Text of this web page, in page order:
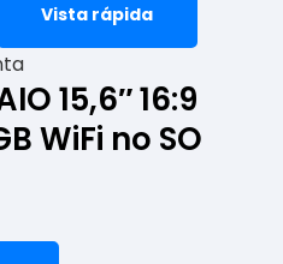
Vista rápida
15,6″ 16:9
WiFi no SO